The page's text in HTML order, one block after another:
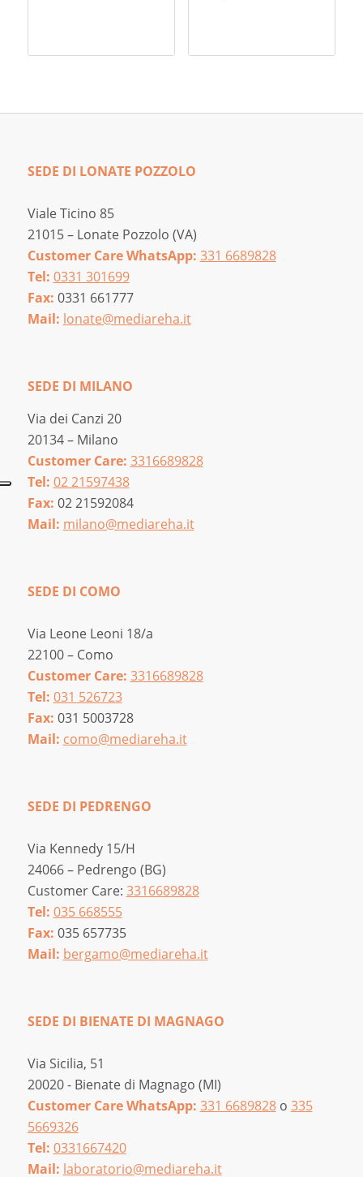
20,00 €
33,00 €
SEDE DI LONATE POZZOLO
Viale Ticino 85
21015 – Lonate Pozzolo (VA)
Customer Care WhatsApp: 331 6689828
Tel: 0331 301699
Fax: 0331 661777
Mail: lonate@mediareha.it
SEDE DI MILANO
Via dei Canzi 20
20134 – Milano
Customer Care: 3316689828
Tel: 02 21597438
Fax: 02 21592084
Mail: milano@mediareha.it
SEDE DI COMO
Via Leone Leoni 18/a
22100 – Como
Customer Care: 3316689828
Tel: 031 526723
Fax: 031 5003728
Mail: como@mediareha.it
SEDE DI PEDRENGO
Via Kennedy 15/H
24066 – Pedrengo (BG)
Customer Care: 3316689828
Tel: 035 668555
Fax: 035 657735
Mail: bergamo@mediareha.it
SEDE DI BIENATE DI MAGNAGO
Via Sicilia, 51
20020 - Bienate di Magnago (MI)
Customer Care WhatsApp: 331 6689828o 335
5669326
Tel: 0331667420
Mail: laboratorio@mediareha.it